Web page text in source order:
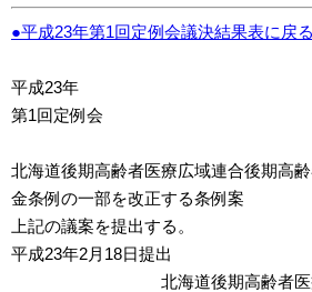
●平成23年第1回定例会議決結果表に戻る
平成23年
第1回定例会
北海道後期高齢者医療広域連合後期高
金条例の一部を改正する条例案
上記の議案を提出する。
平成23年2月18日提出
北海道後期高齢者